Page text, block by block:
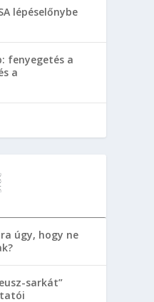
lépéselőnybe
fenyegetés a
a
úgy, hogy ne
sarkát”